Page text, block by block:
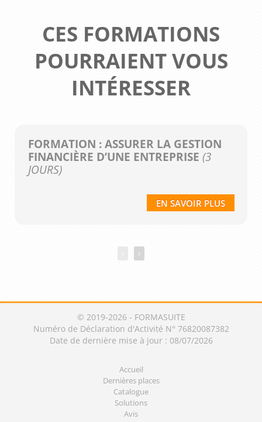
CES FORMATIONS
POURRAIENT VOUS
INTÉRESSER
FORMATION : ASSURER LA GESTION
FINANCIÈRE D’UNE ENTREPRISE (3
JOURS)
EN SAVOIR PLUS
›
© 2019-2026 - FORMASUITE
Numéro de Déclaration d'Activité N° 76820087382
Date de dernière mise à jour : 08/07/2026
Accueil
Dernières places
Catalogue
Solutions
Avis